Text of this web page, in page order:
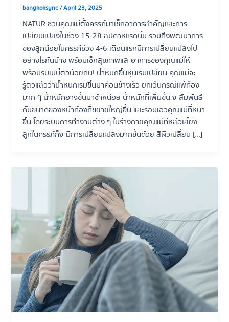
bangkoksync/April 23, 2025
NATUR ชวนคุณแม่ตั้งครรภ์มาเช็กอาการสำคัญและการ
เปลี่ยนแปลงในช่วง 15-28 สัปดาห์แรกนั้น รวมถึงพัฒนาการ
ของลูกน้อยในครรภ์ช่วง 4-6 เดือนแรกมีการเปลี่ยนแปลงไป
อย่างไรกันบ้าง พร้อมเช็กสุขภาพและอาการของคุณแม่ให้
พร้อมรับเบบี๋ตัวน้อยกัน! น้ำหนักขึ้นหุ่นเริ่มเปลี่ยน คุณแม่จะ
รู้ตัวแล้วว่าน้ำหนักเริ่มขึ้นมาค่อนข้างเร็ว ยกเว้นกรณีแพ้ท้อง
มาก ๆ น้ำหนักอาจขึ้นมาช้าหน่อย น้ำหนักที่เพิ่มขึ้น จะสัมพันธ์
กับขนาดของหน้าท้องที่ขยายใหญ่ขึ้น และรอบเอวคุณแม่ที่หนา
ขึ้น โดยระบบการทำงานต่าง ๆ ในร่างกายคุณแม่ที่หล่อเลี้ยง
ลูกในครรภ์ก็จะมีการเปลี่ยนแปลงมากขึ้นด้วย สีผิวเปลี่ยน […]